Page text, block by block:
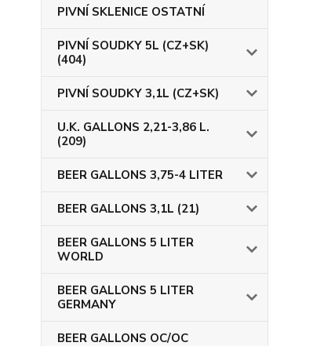
PIVNÍ SKLENICE OSTATNÍ
PIVNÍ SOUDKY 5L (CZ+SK)
(404)
PIVNÍ SOUDKY 3,1L (CZ+SK)
U.K. GALLONS 2,21-3,86 L.
(209)
BEER GALLONS 3,75-4 LITER
BEER GALLONS 3,1L (21)
BEER GALLONS 5 LITER
WORLD
BEER GALLONS 5 LITER
GERMANY
BEER GALLONS OC/OC